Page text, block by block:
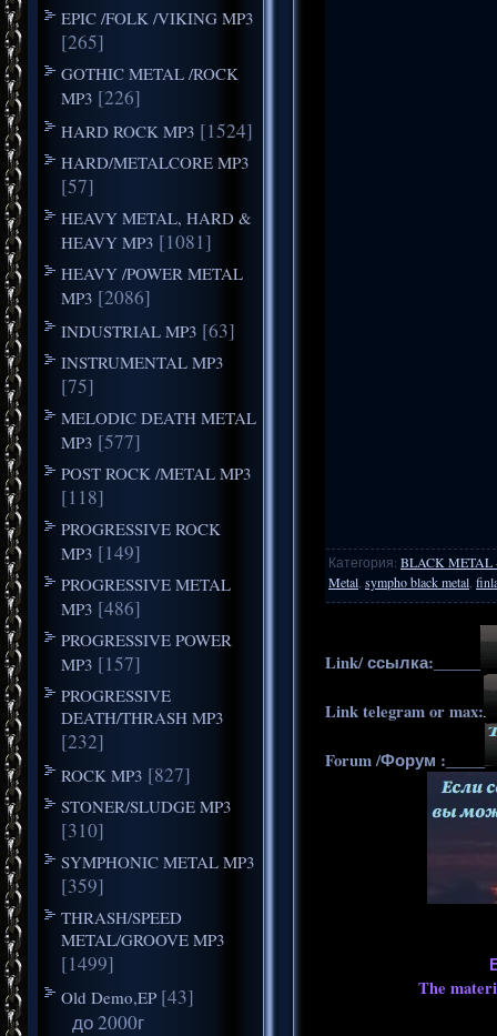
EPIC /FOLK /VIKING MP3
[265]
GOTHIC METAL /ROCK
MP3 [226]
HARD ROCK MP3 [1524]
HARD/METALCORE MP3
[57]
HEAVY METAL, HARD &
HEAVY MP3 [1081]
HEAVY /POWER METAL
MP3 [2086]
INDUSTRIAL MP3 [63]
INSTRUMENTAL MP3
[75]
MELODIC DEATH METAL
MP3 [577]
POST ROCK /METAL MP3
[118]
PROGRESSIVE ROCK
MP3 [149]
PROGRESSIVE METAL
MP3 [486]
PROGRESSIVE POWER
MP3 [157]
PROGRESSIVE
DEATH/THRASH MP3
[232]
ROCK MP3 [827]
STONER/SLUDGE MP3
[310]
SYMPHONIC METAL MP3
[359]
THRASH/SPEED
METAL/GROOVE MP3
[1499]
Old Demo,EP [43]
до 2000г
Категория: BLACK METAL
Metal sympho black metal
Link/ ссылка:______
Link telegram or max:
Forum /Форум :_____
The